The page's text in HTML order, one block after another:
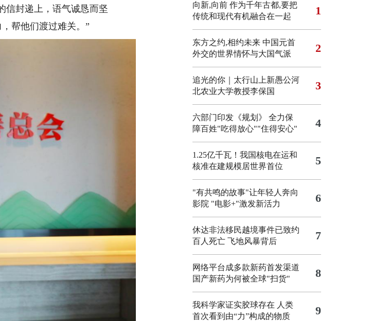
封递上，语气诚恳而坚
帮他们渡过难关。”
向新,向前 作为千年古都,要把
传统和现代有机融合在一起
1
东方之约,相约未来 中国元首
外交的世界情怀与大国气派
2
追光的你｜太行山上新愚公河
北农业大学教授李保国
3
六部门印发《规划》 全力保
障百姓"吃得放心""住得安心"
4
1.25亿千瓦！我国核电在运和
核准在建规模居世界首位
5
"有共鸣的故事"让年轻人奔向
影院 "电影+"激发新活力 6
休达非法移民越境事件已致约
百人死亡 飞地风暴背后 7
网络平台成多款新药首发渠道
国产新药为何被全球"扫货"
8
我科学家证实胶球存在 人类
首次看到由“力”构成的物质
9